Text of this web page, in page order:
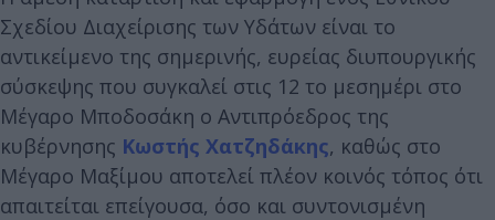
Σχεδίου Διαχείρισης των Υδάτων είναι το
αντικείμενο της σημερινής, ευρείας διυπουργικής
σύσκεψης που συγκαλεί στις 12 το μεσημέρι στο
Μέγαρο Μποδοσάκη ο Αντιπρόεδρος της
κυβέρνησης Κωστής Χατζηδάκης, καθώς στο
Μέγαρο Μαξίμου αποτελεί πλέον κοινός τόπος ότι
απαιτείται επείγουσα, όσο και συντονισμένη